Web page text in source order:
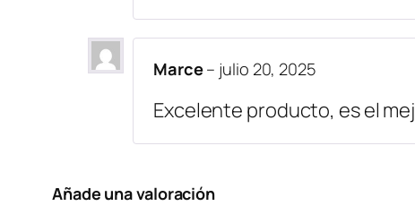
Marce– julio 20, 2025
Excelente producto, es el
Añade una valoración